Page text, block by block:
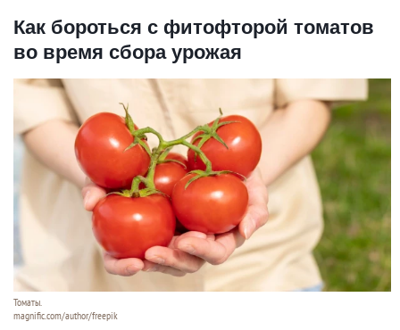
Как бороться с фитофторой томатов
во время сбора урожая
Томаты.
magnific.com/author/freepik